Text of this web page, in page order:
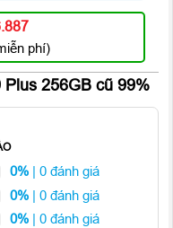
bộ nhớ RAM lên đến 6
điểm số thuộc top đầu thị
bằng phần mềm. Còn
phí)
256GB cũ 99%
0% | 0 đánh giá
0% | 0 đánh giá
0% | 0 đánh giá